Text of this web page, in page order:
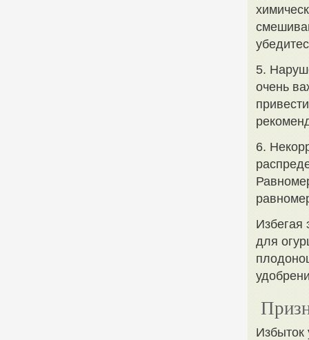
5.
очень
6.
Избегая
для
Избыток